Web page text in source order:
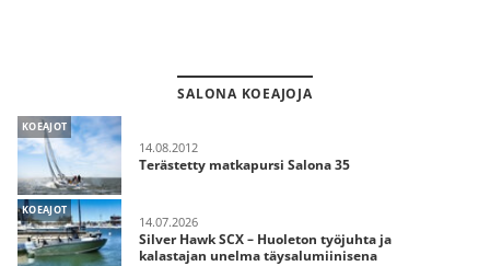
SALONA KOEAJOJA
KOEAJOT
14.08.2012
Terästetty matkapursi Salona 35
KOEAJOT
14.07.2026
Silver Hawk SCX – Huoleton työjuhta ja
kalastajan unelma täysalumiinisena